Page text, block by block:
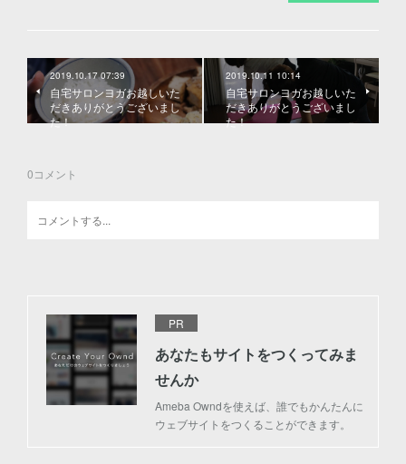
2019.10.17 07:39
自宅サロンヨガお越しいた
だきありがとうございまし
た！
2019.10.11 10:14
自宅サロンヨガお越しいた
だきありがとうございまし
た！
0コメント
PR
あなたもサイトをつくってみま
せんか
Ameba Owndを使えば、誰でもかんたんに
ウェブサイトをつくることができます。